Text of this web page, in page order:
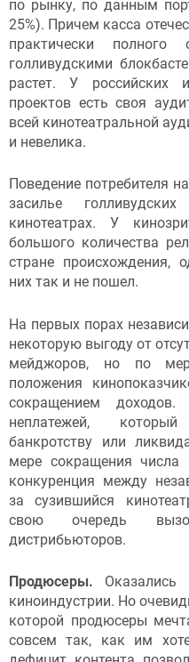
по рынку, по данным
25%). Причем касса
практически полного
голливудскими
растет. У российских
проектов есть своя
всей кинотеатральной
и невелика.
Поведение потребителя
засилье
кинотеатрах. У
большого количества
стране происхождения,
них так и не пошел.
На первых порах
некоторую выгоду от
мейджоров, но по
положения
сокращением
неплатежей,
банкротству или
мере сокращения числа
конкуренция между
за сузившийся
свою очередь
дистрибьюторов.
Продюсеры. Оказались
киноиндустрии. Но
которой продюсеры
совсем так, как им